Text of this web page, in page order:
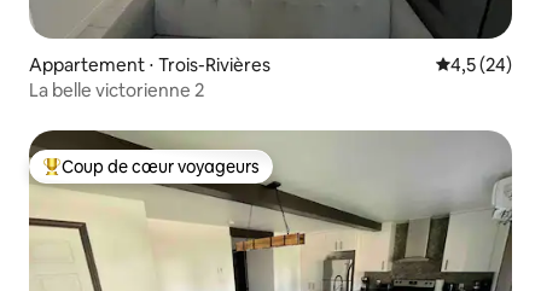
Appartement ⋅ Trois-Rivières Évaluation
4,5 (24)
La belle victorienne 2
Coups de cœur voyageurs les plus appréciés
Coup de cœur voyageurs